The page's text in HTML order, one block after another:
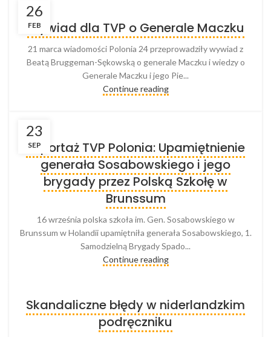
26
FEB
Wywiad dla TVP o Generale Maczku
21 marca wiadomości Polonia 24 przeprowadziły wywiad z
Beatą Bruggeman-Sękowską o generale Maczku i wiedzy o
Generale Maczku i jego Pie...
Continue reading
23
SEP
Reportaż TVP Polonia: Upamiętnienie
generała Sosabowskiego i jego
brygady przez Polską Szkołę w
Brunssum
16 września polska szkoła im. Gen. Sosabowskiego w
Brunssum w Holandii upamiętniła generała Sosabowskiego, 1.
Samodzielną Brygady Spado...
Continue reading
Skandaliczne błędy w niderlandzkim
podręczniku